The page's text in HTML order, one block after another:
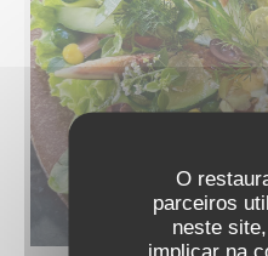
O
parceiros
neste
implicar na